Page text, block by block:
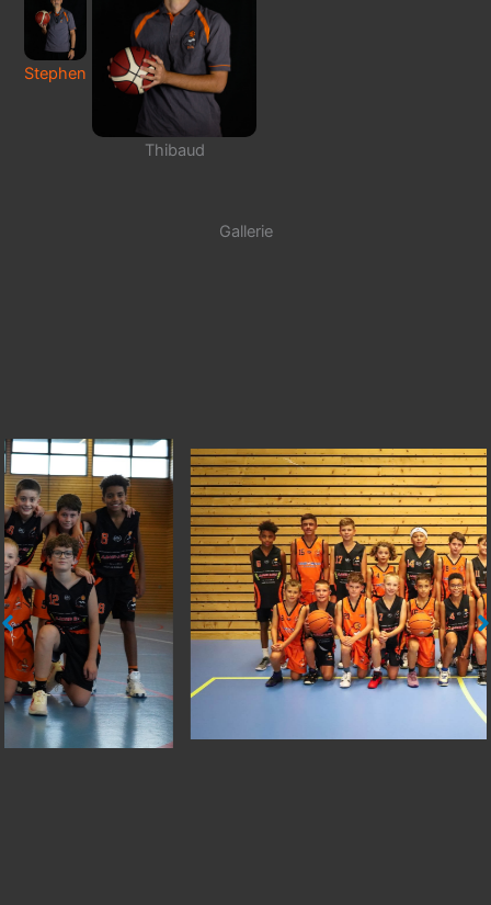
Stephen
Thibaud
Gallerie